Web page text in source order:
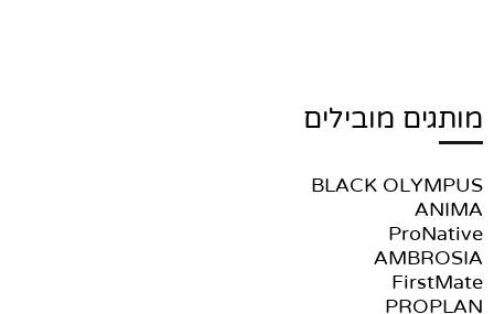
מותגים מובילים
BLACK OLYMPUS
ANIMA
ProNative
AMBROSIA
FirstMate
PROPLAN